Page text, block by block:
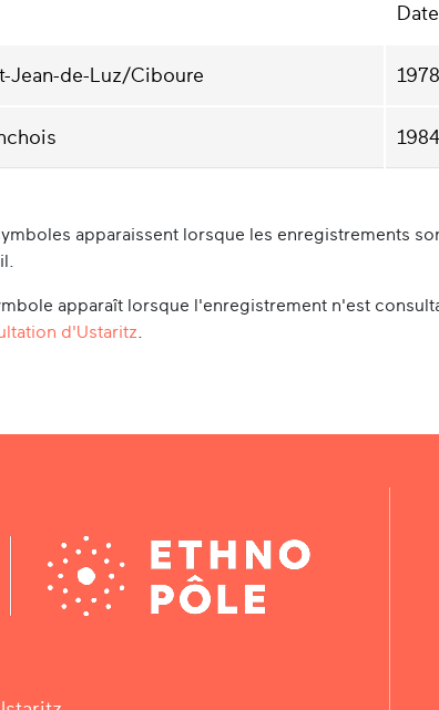
Date
Jean-de-Luz/Ciboure 1978
1984
apparaissent lorsque les enregistrements
apparaît lorsque l'enregistrement n'est
d'Ustaritz